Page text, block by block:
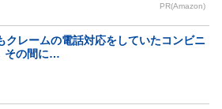
PR(Amazon)
クレームの電話対応をしていたコンビニ
その間に…